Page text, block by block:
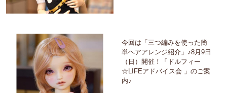
今回は「三つ編みを使った簡
単ヘアアレンジ紹介」♪8月9日
（日）開催！「ドルフィー
☆LIFEアドバイス会 」のご案
内♪